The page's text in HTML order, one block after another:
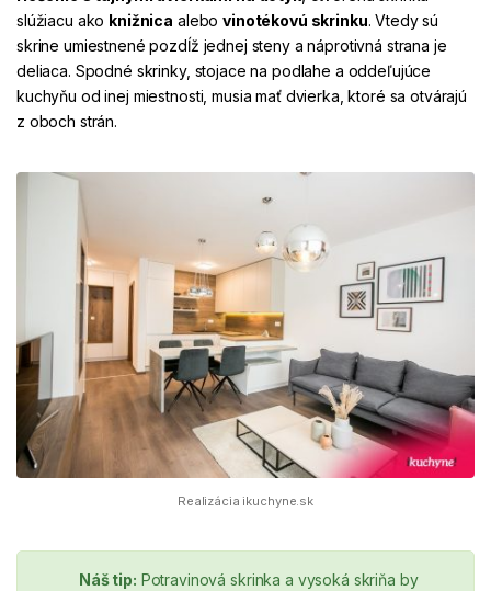
slúžiacu ako knižnica alebovinotékovú skrinku. Vtedy sú
skrine umiestnené pozdĺž jednej steny a náprotivná strana je
deliaca. Spodné skrinky, stojace na podlahe a oddeľujúce
kuchyňu od inej miestnosti, musia mať dvierka, ktoré sa otvárajú
z oboch strán.
Realizácia ikuchyne.sk
Náš tip: Potravinová skrinka a vysoká skriňa by